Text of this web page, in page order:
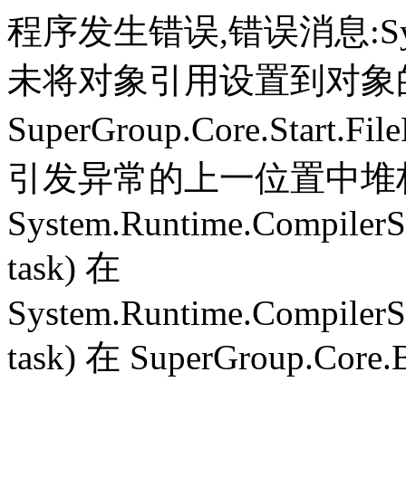
程序发生错误,错误消息
未将对象引用设置到对
引发异常的上一位置中
task) 在
task) 在